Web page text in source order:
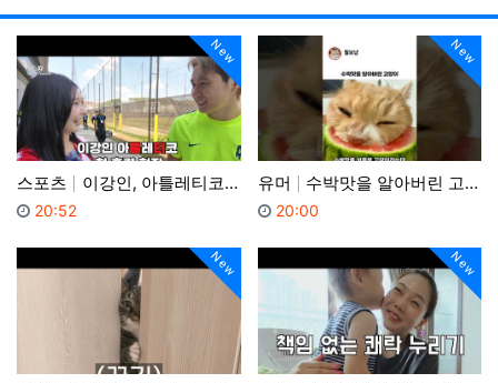
게
New
스포츠 이강인, 아틀레티코 합류 후 첫 훈련! 어땠을까?
등록일
20:52
New
유머 수박맛을 알아버린 고양이
등록일
20:00
New New